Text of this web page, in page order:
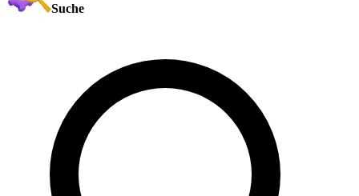
Suche